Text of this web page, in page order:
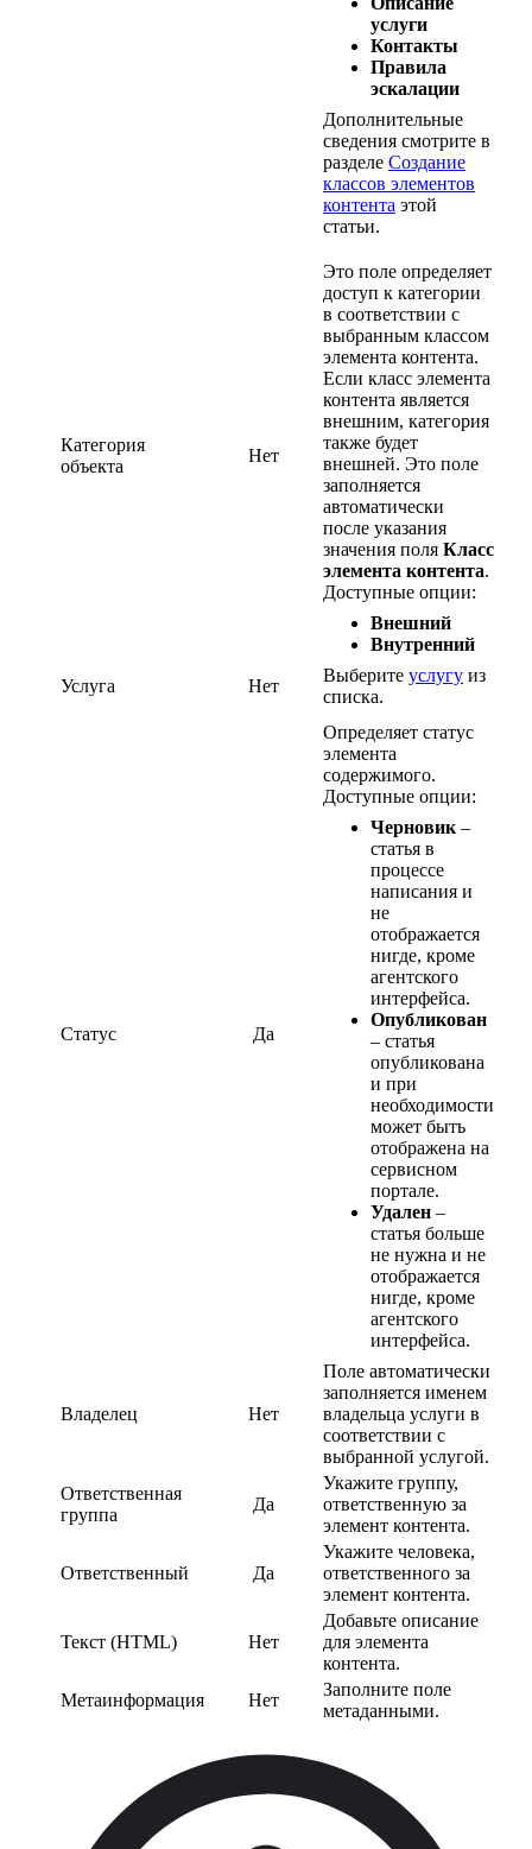
услуги
Контакты
Правила
эскалации
Дополнительные
сведения смотрите в
разделе Создание
классов элементов
контента этой
статьи.
Категория
объекта
Нет
Это поле определяет
доступ к категории
в соответствии с
выбранным классом
элемента контента.
Если класс элемента
контента является
внешним, категория
также будет
внешней. Это поле
заполняется
автоматически
после указания
значения поля Класс
элемента контента.
Доступные опции:
Внешний
Внутренний
Услуга Нет
Выберите услугу из
списка.
Статус Да
Определяет статус
элемента
содержимого.
Доступные опции:
Черновик –
статья в
процессе
написания и
не
отображается
нигде, кроме
агентского
интерфейса.
Опубликован
– статья
опубликована
и при
необходимости
может быть
отображена на
сервисном
портале.
Удален –
статья больше
не нужна и не
отображается
нигде, кроме
агентского
интерфейса.
Владелец Нет
Поле автоматически
заполняется именем
владельца услуги в
соответствии с
выбранной услугой.
Ответственная
группа
Да
Укажите группу,
ответственную за
элемент контента.
Ответственный Да
Укажите человека,
ответственного за
элемент контента.
Текст (HTML) Нет
Добавьте описание
для элемента
контента.
Метаинформация
Нет
Заполните поле
метаданными.